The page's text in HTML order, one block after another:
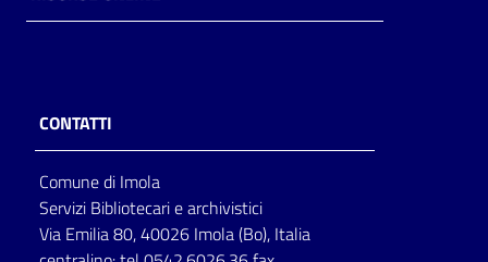
CONTATTI
Comune di Imola
Servizi Bibliotecari e archivistici
Via Emilia 80, 40026 Imola (Bo), Italia